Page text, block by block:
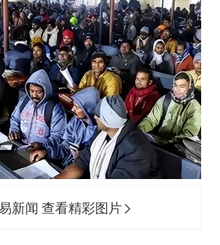
新闻 查看精彩图片